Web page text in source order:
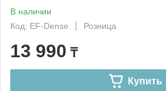
В наличии
Код: EF-Dense
Розница
13 990 ₸
Купить